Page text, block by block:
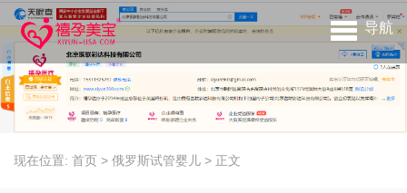
导航
现在位置: 首页 > 俄罗斯试管婴儿 > 正文